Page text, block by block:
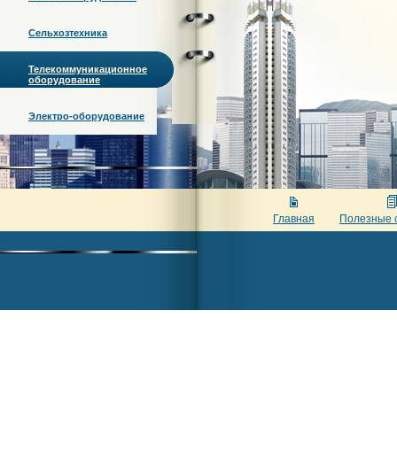
Сельхозтехника
Телекоммуникационное
оборудование
Электро-оборудование
Главная Полезные